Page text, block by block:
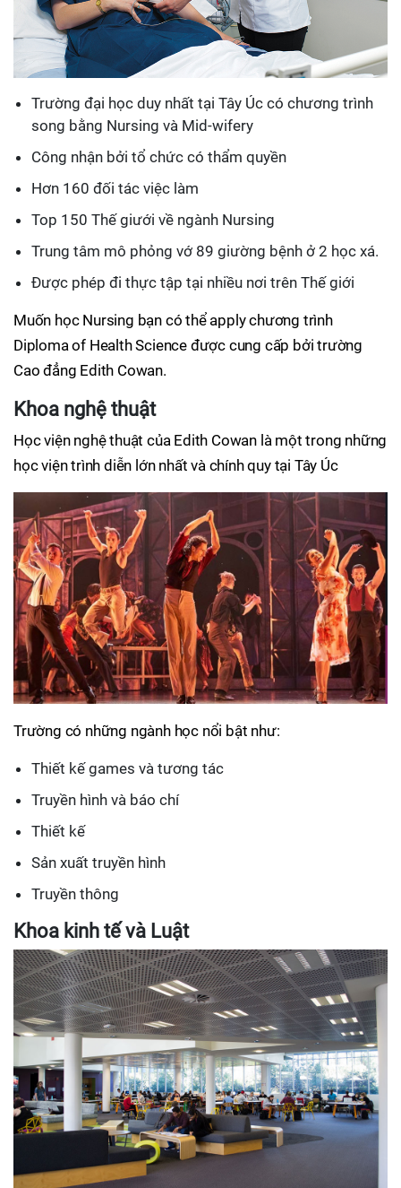
Trường đại học duy nhất tại Tây Úc có chương trình
song bằng Nursing và Mid-wifery
Công nhận bởi tổ chức có thẩm quyền
Hơn 160 đối tác việc làm
Top 150 Thế giưới về ngành Nursing
Trung tâm mô phỏng vớ 89 giường bệnh ở 2 học xá.
Được phép đi thực tập tại nhiều nơi trên Thế giới
Muốn học Nursing bạn có thể apply chương trình
Diploma of Health Science được cung cấp bởi trường
Cao đẳng Edith Cowan.
Khoa nghệ thuật
Học viện nghệ thuật của Edith Cowan là một trong những
học viện trình diễn lớn nhất và chính quy tại Tây Úc
Trường có những ngành học nổi bật như:
Thiết kế games và tương tác
Truyền hình và báo chí
Thiết kế
Sản xuất truyền hình
Truyền thông
Khoa kinh tế và Luật